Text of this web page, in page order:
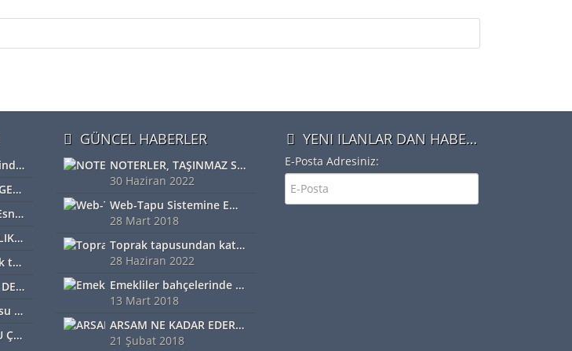
Bolu merkez kuzfındık bölgesinde satılık Devremülk kira garantili
ANTALYA AKSU FETTAHLI BÖLGESİNDE ACİL SATILIK TEK TAPU MÜSTAKİL TARLA
Antalya Kepez Gaziler Küçük Esnaf Sanayi Sİtesi Satılık Dükkan
DİDİM AQUAPARK MEVKİ SATILIK ARAZİ
Antalya Aksu çamköyde kiralık tarla ve depolar için bizi arayabilirsiniz
TÜRKİYE GENELİ ARSALARINIZ DEĞERİNDE ALINIR SATILIR TAKAS EDİLİR ARAYIN YARDIMCI OLALIM
Antalya merkez ilçelerinde aksu başta diğer ilçelerde satılık imarlı müstail tapulu arsa
ANTALYA İL VE İLÇERİ DE AKSU ÇAMKÖYDE ARSALARINIZ AYNI GÜN NAKİTE ÇEVRİLİR
GÜNCEL HABERLER
NOTERLER, TAŞINMAZ SATIŞ VAADİ SÖZLEŞMESİ YAPABİLECEK
30 Haziran 2022
Web-Tapu Sistemine Emlakçılar da Eklendi
28 Mart 2018
Toprak tapusundan kat mülkiyetine geçiş nasıl olur?
28 Haziran 2022
Emekliler bahçelerinde ilk hasadı yaptı
13 Mart 2018
ARSAM NE KADAR EDER DİYORSANIZ EXSPER İÇİN BİZİ ARAYINIZ...!!!!!
21 Şubat 2018
YENI ILANLAR DAN HABERDAR OLMAK IÇIN ÜYE OLUN
E-Posta Adresiniz: